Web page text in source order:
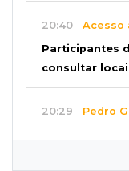
20:40 Acesso
Participantes
consultar
20:29 Pedro